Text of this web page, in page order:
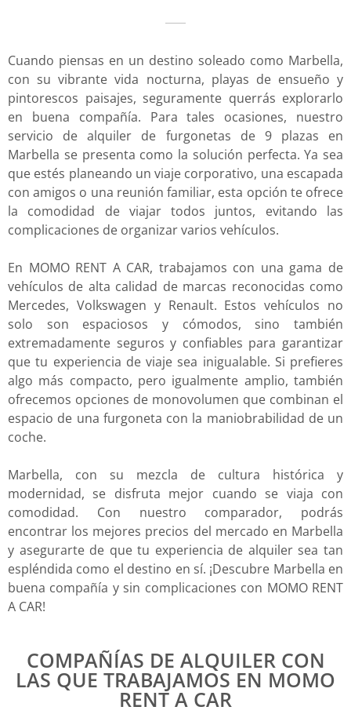
Cuando piensas en un destino soleado como Marbella,
con su vibrante vida nocturna, playas de ensueño y
pintorescos paisajes, seguramente querrás explorarlo
en buena compañía. Para tales ocasiones, nuestro
servicio de alquiler de furgonetas de 9 plazas en
Marbella se presenta como la solución perfecta. Ya sea
que estés planeando un viaje corporativo, una escapada
con amigos o una reunión familiar, esta opción te ofrece
la comodidad de viajar todos juntos, evitando las
complicaciones de organizar varios vehículos.
En MOMO RENT A CAR, trabajamos con una gama de
vehículos de alta calidad de marcas reconocidas como
Mercedes, Volkswagen y Renault. Estos vehículos no
solo son espaciosos y cómodos, sino también
extremadamente seguros y confiables para garantizar
que tu experiencia de viaje sea inigualable. Si prefieres
algo más compacto, pero igualmente amplio, también
ofrecemos opciones de monovolumen que combinan el
espacio de una furgoneta con la maniobrabilidad de un
coche.
Marbella, con su mezcla de cultura histórica y
modernidad, se disfruta mejor cuando se viaja con
comodidad. Con nuestro comparador, podrás
encontrar los mejores precios del mercado en Marbella
y asegurarte de que tu experiencia de alquiler sea tan
espléndida como el destino en sí. ¡Descubre Marbella en
buena compañía y sin complicaciones con MOMO RENT
A CAR!
COMPAÑÍAS DE ALQUILER CON
LAS QUE TRABAJAMOS EN MOMO
RENT A CAR